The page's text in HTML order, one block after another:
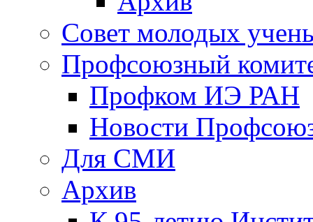
Совет молодых
Профсоюзный
Профком ИЭ РАН
Новости
Для СМИ
Архив